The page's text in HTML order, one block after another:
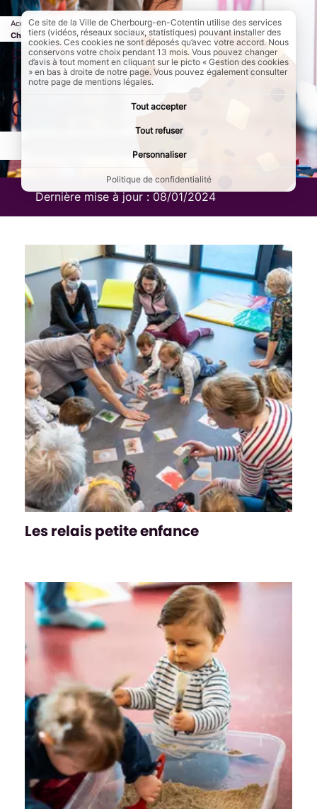
Accueil Au quotidien Page active :
Petite Enfance - Les modes de garde à
Cherbourg-en-Cotentin
Petite Enfance - Les modes
de garde à Cherbourg-en-
Cotentin
Dernière mise à jour : 08/01/2024
Les relais petite enfance
Ce site de la Ville de Cherbourg-en-Cotentin utilise des services
tiers (vidéos, réseaux sociaux, statistiques) pouvant installer des
cookies. Ces cookies ne sont déposés qu’avec votre accord. Nous
conservons votre choix pendant 13 mois. Vous pouvez changer
d’avis à tout moment en cliquant sur le picto « Gestion des cookies
» en bas à droite de notre page. Vous pouvez également consulter
notre page de mentions légales.
Tout accepter
Tout refuser
Personnaliser
Politique de confidentialité